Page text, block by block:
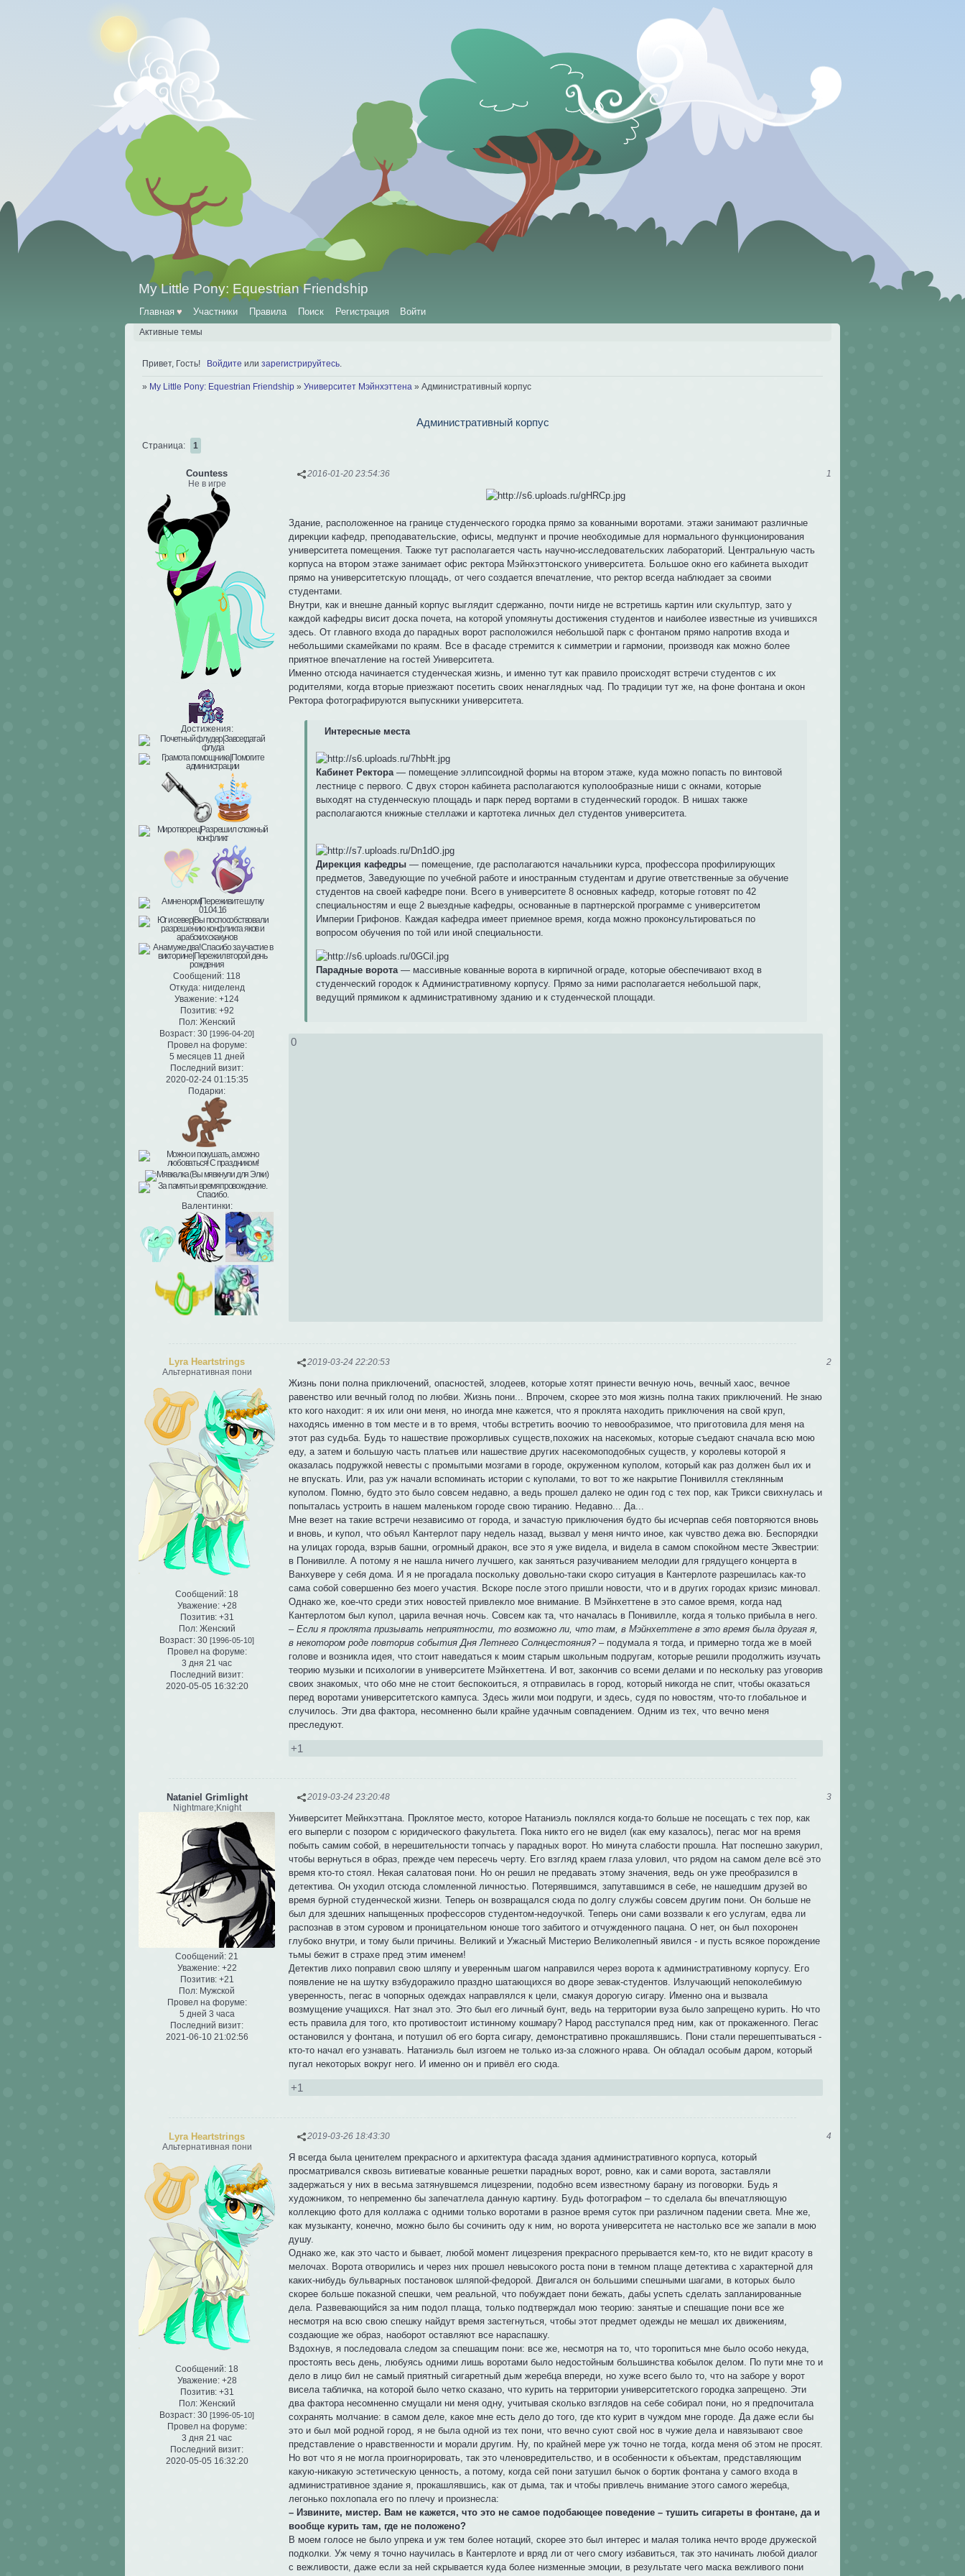
My Little Pony: Equestrian Friendship
Главная ♥ Участники Правила Поиск Регистрация Войти
Активные темы
Привет, Гость! Войдите или зарегистрируйтесь
» My Little Pony: Equestrian Friendship » Университет Мэйнхэттена » Административный корпус
Административный корпус
Страница: 1
1
2016-01-20 23:54:36
Сountess
Не в игре
Достижения:
Сообщений: 118
Откуда:нигделенд
Уважение: +124
Позитив: +92
Пол:Женский
Возраст: 30 [1996-04-20]
Провел на форуме:
5 месяцев 11 дней
Последний визит:
2020-02-24 01:15:35
Подарки:
Валентинки:
Здание, расположенное на границе студенческого городка прямо за кованными воротами. этажи занимают различные
дирекции кафедр, преподавательские, офисы, медпункт и прочие необходимые для нормального функционирования
университета помещения. Также тут располагается часть научно-исследовательских лабораторий. Центральную часть
корпуса на втором этаже занимает офис ректора Мэйнхэттонского университета. Большое окно его кабинета выходит
прямо на университетскую площадь, от чего создается впечатление, что ректор всегда наблюдает за своими
студентами.
Внутри, как и внешне данный корпус выглядит сдержанно, почти нигде не встретишь картин или скульптур, зато у
каждой кафедры висит доска почета, на которой упомянуты достижения студентов и наиболее известные из учившихся
здесь. От главного входа до парадных ворот расположился небольшой парк с фонтаном прямо напротив входа и
небольшими скамейками по краям. Все в фасаде стремится к симметрии и гармонии, производя как можно более
приятное впечатление на гостей Университета.
Именно отсюда начинается студенческая жизнь, и именно тут как правило происходят встречи студентов с их
родителями, когда вторые приезжают посетить своих ненаглядных чад. По традиции тут же, на фоне фонтана и окон
Ректора фотографируются выпускники университета.
Интересные места
Кабинет Ректора— помещение эллипсоидной формы на втором этаже, куда можно попасть по винтовой
лестнице с первого. С двух сторон кабинета располагаются куполообразные ниши с окнами, которые
выходят на студенческую площадь и парк перед вортами в студенческий городок. В нишах также
располагаются книжные стеллажи и картотека личных дел студентов университета.
Дирекция кафедры— помещение, где располагаются начальники курса, профессора профилирующих
предметов, Заведующие по учебной работе и иностранным студентам и другие ответственные за обучение
студентов на своей кафедре пони. Всего в университете 8 основных кафедр, которые готовят по 42
специальностям и еще 2 выездные кафедры, основанные в партнерской программе с университетом
Империи Грифонов. Каждая кафедра имеет приемное время, когда можно проконсультироваться по
вопросом обучения по той или иной специальности.
Парадные ворота— массивные кованные ворота в кирпичной ограде, которые обеспечивают вход в
студенческий городок к Административному корпусу. Прямо за ними располагается небольшой парк,
ведущий прямиком к административному зданию и к студенческой площади.
0
2
2019-03-24 22:20:53
Lyra Heartstrings
Альтернативная пони
Сообщений: 18
Уважение: +28
Позитив: +31
Пол:Женский
Возраст: 30 [1996-05-10]
Провел на форуме:
3 дня 21 час
Последний визит:
2020-05-05 16:32:20
Жизнь пони полна приключений, опасностей, злодеев, которые хотят принести вечную ночь, вечный хаос, вечное
равенство или вечный голод по любви. Жизнь пони... Впрочем, скорее это моя жизнь полна таких приключений. Не знаю
кто кого находит: я их или они меня, но иногда мне кажется, что я проклята находить приключения на свой круп,
находясь именно в том месте и в то время, чтобы встретить воочию то невообразимое, что приготовила для меня на
этот раз судьба. Будь то нашествие прожорливых существ,похожих на насекомых, которые съедают сначала всю мою
еду, а затем и большую часть платьев или нашествие других насекомоподобных существ, у королевы которой я
оказалась подружкой невесты с промытыми мозгами в городе, окруженном куполом, который как раз должен был их и
не впускать. Или, раз уж начали вспоминать истории с куполами, то вот то же накрытие Понивилля стеклянным
куполом. Помню, будто это было совсем недавно, а ведь прошел далеко не один год с тех пор, как Трикси свихнулась и
попыталась устроить в нашем маленьком городе свою тиранию. Недавно... Да...
Мне везет на такие встречи независимо от города, и зачастую приключения будто бы исчерпав себя повторяются вновь
и вновь, и купол, что объял Кантерлот пару недель назад, вызвал у меня ничто иное, как чувство дежа вю. Беспорядки
на улицах города, взрыв башни, огромный дракон, все это я уже видела, и видела в самом спокойном месте Эквестрии:
в Понивилле. А потому я не нашла ничего лучшего, как заняться разучиванием мелодии для грядущего концерта в
Ванхувере у себя дома. И я не прогадала поскольку довольно-таки скоро ситуация в Кантерлоте разрешилась как-то
сама собой совершенно без моего участия. Вскоре после этого пришли новости, что и в других городах кризис миновал.
Однако же, кое-что среди этих новостей привлекло мое внимание. В Мэйнхеттене в это самое время, когда над
Кантерлотом был купол, царила вечная ночь. Совсем как та, что началась в Понивилле, когда я только прибыла в него.
–Если я проклята призывать неприятности, то возможно ли, что там, в Мэйнхеттене в это время была другая я,
в некотором роде повторив события Дня Летнего Солнцестояния?– подумала я тогда, и примерно тогда же в моей
голове и возникла идея, что стоит наведаться к моим старым школьным подругам, которые решили продолжить изучать
теорию музыки и психологии в университете Мэйнхеттена. И вот, закончив со всеми делами и по нескольку раз уговорив
своих знакомых, что обо мне не стоит беспокоиться, я отправилась в город, который никогда не спит, чтобы оказаться
перед воротами университетского кампуса. Здесь жили мои подруги, и здесь, судя по новостям, что-то глобальное и
случилось. Эти два фактора, несомненно были крайне удачным совпадением. Одним из тех, что вечно меня
преследуют.
+1
3
2019-03-24 23:20:48
Nataniel Grimlight
Nightmare;Knight
Сообщений: 21
Уважение: +22
Позитив: +21
Пол: Мужской
Провел на форуме:
5 дней 3 часа
Последний визит:
2021-06-10 21:02:56
Университет Мейнхэттана. Проклятое место, которое Натаниэль поклялся когда-то больше не посещать с тех пор, как
его выперли с позором с юридического факультета. Пока никто его не видел (как ему казалось), пегас мог на время
побыть самим собой, в нерешительности топчась у парадных ворот. Но минута слабости прошла. Нат поспешно закурил,
чтобы вернуться в образ, прежде чем пересечь черту. Его взгляд краем глаза уловил, что рядом на самом деле всё это
время кто-то стоял. Некая салатовая пони. Но он решил не предавать этому значения, ведь он уже преобразился в
детектива. Он уходил отсюда сломленной личностью. Потерявшимся, запутавшимся в себе, не нашедшим друзей во
время бурной студенческой жизни. Теперь он возвращался сюда по долгу службы совсем другим пони. Он больше не
был для здешних напыщенных профессоров студентом-недоучкой. Теперь они сами воззвали к его услугам, едва ли
распознав в этом суровом и проницательном юноше того забитого и отчужденного пацана. О нет, он был похоронен
глубоко внутри, и тому были причины. Великий и Ужасный Мистерио Великолепный явился - и пусть всякое порождение
тьмы бежит в страхе пред этим именем!
Детектив лихо поправил свою шляпу и уверенным шагом направился через ворота к административному корпусу. Его
появление не на шутку взбудоражило праздно шатающихся во дворе зевак-студентов. Излучающий непоколебимую
уверенность, пегас в чопорных одеждах направлялся к цели, смакуя дорогую сигару. Именно она и вызвала
возмущение учащихся. Нат знал это. Это был его личный бунт, ведь на территории вуза было запрещено курить. Но что
есть правила для того, кто противостоит истинному кошмару? Народ расступался пред ним, как от прокаженного. Пегас
остановился у фонтана, и потушил об его борта сигару, демонстративно прокашлявшись. Пони стали перешептываться -
кто-то начал его узнавать. Натаниэль был изгоем не только из-за сложного нрава. Он обладал особым даром, который
пугал некоторых вокруг него. И именно он и привёл его сюда.
+1
4
2019-03-26 18:43:30
Lyra Heartstrings
Альтернативная пони
Сообщений: 18
Уважение: +28
Позитив: +31
Пол:Женский
Возраст: 30 [1996-05-10]
Провел на форуме:
3 дня 21 час
Последний визит:
2020-05-05 16:32:20
Я всегда была ценителем прекрасного и архитектура фасада здания административного корпуса, который
просматривался сквозь витиеватые кованные решетки парадных ворот, ровно, как и сами ворота, заставляли
задержаться у них в весьма затянувшемся лицезрении, подобно всем известному барану из поговорки. Будь я
художником, то непременно бы запечатлела данную картину. Будь фотографом – то сделала бы впечатляющую
коллекцию фото для коллажа с одними только воротами в разное время суток при различном падении света. Мне же,
как музыканту, конечно, можно было бы сочинить оду к ним, но ворота университета не настолько все же запали в мою
душу.
Однако же, как это часто и бывает, любой момент лицезрения прекрасного прерывается кем-то, кто не видит красоту в
мелочах. Ворота отворились и через них прошел невысокого роста пони в темном плаще детектива с характерной для
каких-нибудь бульварных постановок шляпой-федорой. Двигался он большими спешными шагами, в которых было
скорее больше показной спешки, чем реальной, что побуждает пони бежать, дабы успеть сделать запланированные
дела. Развевающийся за ним подол плаща, только подтверждал мою теорию: занятые и спешащие пони все же
несмотря на всю свою спешку найдут время застегнуться, чтобы этот предмет одежды не мешал их движениям,
создающие же образ, наоборот оставляют все нараспашку.
Вздохнув, я последовала следом за спешащим пони: все же, несмотря на то, что торопиться мне было особо некуда,
простоять весь день, любуясь одними лишь воротами было недостойным большинства кобылок делом. По пути мне то и
дело в лицо бил не самый приятный сигаретный дым жеребца впереди, но хуже всего было то, что на заборе у ворот
висела табличка, на которой было четко сказано, что курить на территории университетского городка запрещено. Эти
два фактора несомненно смущали ни меня одну, учитывая сколько взглядов на себе собирал пони, но я предпочитала
сохранять молчание: в самом деле, какое мне есть дело до того, где кто курит в чуждом мне городе. Да даже если бы
это и был мой родной город, я не была одной из тех пони, что вечно суют свой нос в чужие дела и навязывают свое
представление о нравственности и морали другим. Ну, по крайней мере уж точно не тогда, когда меня об этом не просят.
Но вот что я не могла проигнорировать, так это членовредительство, и в особенности к объектам, представляющим
какую-никакую эстетическую ценность, а потому, когда сей пони затушил бычок о бортик фонтана у самого входа в
административное здание я, прокашлявшись, как от дыма, так и чтобы привлечь внимание этого самого жеребца,
легонько похлопала его по плечу и произнесла:
– Извините, мистер. Вам не кажется, что это не самое подобающее поведение – тушить сигареты в фонтане, да и
вообще курить там, где не положено?
В моем голосе не было упрека и уж тем более нотаций, скорее это был интерес и малая толика нечто вроде дружеской
подколки. Уж чему я точно научилась в Кантерлоте и вряд ли от чего смогу избавиться, так это начинать любой диалог
с вежливости, даже если за ней скрывается куда более низменные эмоции, в результате чего маска вежливого пони